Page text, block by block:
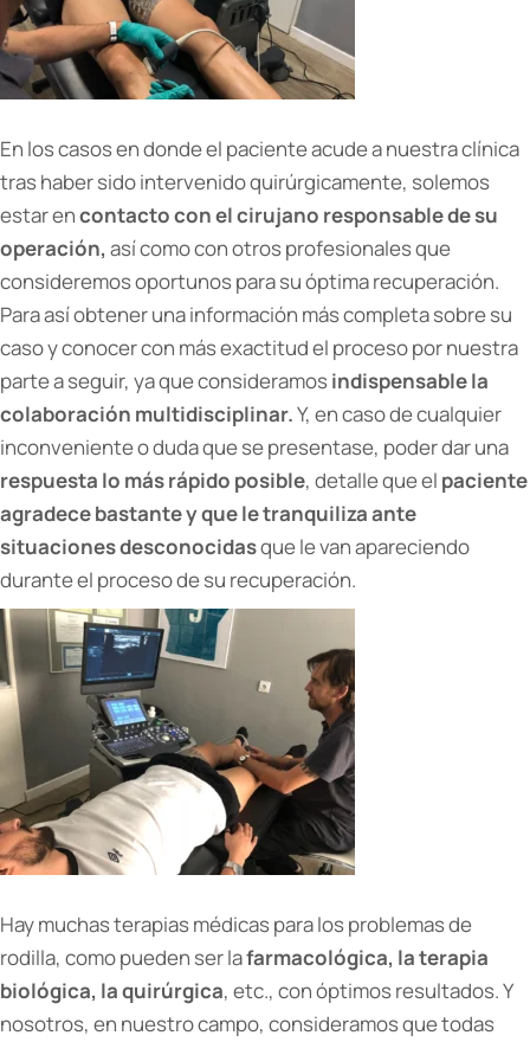
En los casos en donde el paciente acude a nuestra clínica
tras haber sido intervenido quirúrgicamente, solemos
estar encontacto con el cirujano responsable de su
operación, así como con otros profesionales que
consideremos oportunos para su óptima recuperación.
Para así obtener una información más completa sobre su
caso y conocer con más exactitud el proceso por nuestra
parte a seguir, ya que consideramosindispensable la
colaboración multidisciplinar.Y, en caso de cualquier
inconveniente o duda que se presentase, poder dar una
respuesta lo más rápido posible, detalle que el paciente
agradece bastante y que le tranquiliza ante
situaciones desconocidasque le van apareciendo
durante el proceso de su recuperación.
Hay muchas terapias médicas para los problemas de
rodilla, como pueden ser lafarmacológica, la terapia
biológica, la quirúrgica, etc., con óptimos resultados. Y
nosotros, en nuestro campo, consideramos que todas